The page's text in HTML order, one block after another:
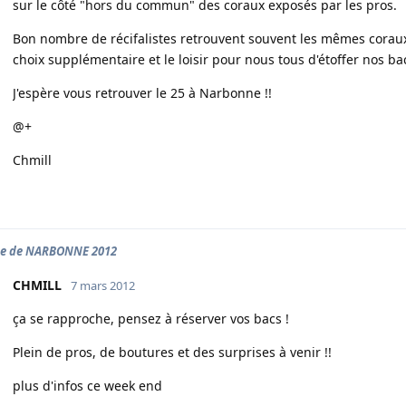
sur le côté "hors du commun" des coraux exposés par les pros.
Bon nombre de récifalistes retrouvent souvent les mêmes
choix supplémentaire et le loisir pour nous tous d'étoffer nos
J'espère vous retrouver le 25 à Narbonne !!
@+
Chmill
de NARBONNE 2012
CHMILL 7 mars 2012
ça se rapproche, pensez à réserver vos bacs !
Plein de pros, de boutures et des surprises à venir !!
plus d'infos ce week end